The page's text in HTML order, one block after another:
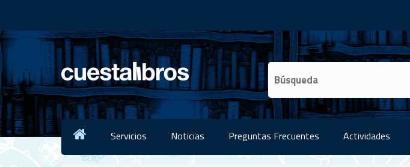
Servicios Noticias Preguntas Frecuentes Actividades